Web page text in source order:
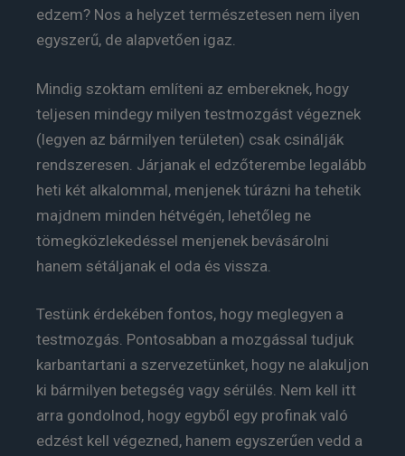
edzem? Nos a helyzet természetesen nem ilyen
egyszerű, de alapvetően igaz.
Mindig szoktam említeni az embereknek, hogy
teljesen mindegy milyen testmozgást végeznek
(legyen az bármilyen területen) csak csinálják
rendszeresen. Járjanak el edzőterembe legalább
heti két alkalommal, menjenek túrázni ha tehetik
majdnem minden hétvégén, lehetőleg ne
tömegközlekedéssel menjenek bevásárolni
hanem sétáljanak el oda és vissza.
Testünk érdekében fontos, hogy meglegyen a
testmozgás. Pontosabban a mozgással tudjuk
karbantartani a szervezetünket, hogy ne alakuljon
ki bármilyen betegség vagy sérülés. Nem kell itt
arra gondolnod, hogy egyből egy profinak való
edzést kell végezned, hanem egyszerűen vedd a